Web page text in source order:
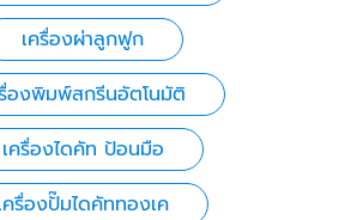
เครื่องผ่าลูกฟูก
องพิมพ์สกรีนอัตโนมัติ
เครื่องไดคัท ป้อนมือ
ครื่องปั๊มไดคัททองเค